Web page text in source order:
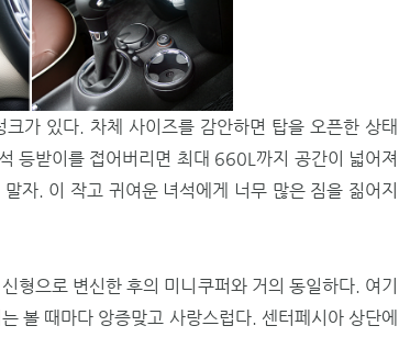
가 있다. 차체 사이즈를 감안하면 탑을 오픈한 상태
등받이를 접어버리면 최대 660L까지 공간이 넓어져
자. 이 작고 귀여운 녀석에게 너무 많은 짐을 짊어지
형으로 변신한 후의 미니쿠퍼와 거의 동일하다. 여기
볼 때마다 앙증맞고 사랑스럽다. 센터페시아 상단에